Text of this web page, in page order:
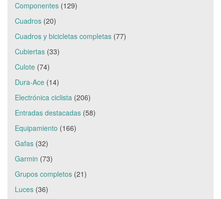
Componentes (129)
Cuadros (20)
Cuadros y bicicletas completas (77)
Cubiertas (33)
Culote (74)
Dura-Ace (14)
Electrónica ciclista (206)
Entradas destacadas (58)
Equipamiento (166)
Gafas (32)
Garmin (73)
Grupos completos (21)
Luces (36)